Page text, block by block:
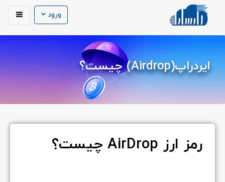
ورود
ایردراپ(Airdrop) چیست؟
رمز ارز AirDrop چیست؟